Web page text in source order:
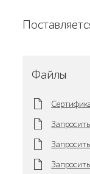
Файлы